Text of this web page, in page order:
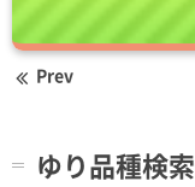
Prev
ゆり品種検